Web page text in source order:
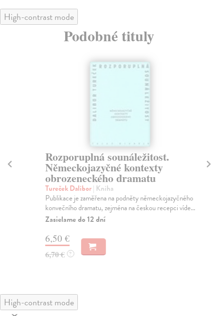
High-contrast mode
Podobné tituly
Rozporuplná sounáležitost.
Německojazyčné kontexty
obrozeneckého dramatu
Tureček Dalibor| Kniha
Publikace je zaměřena na podněty německojazyčného
konvečního dramatu, zejména na českou recepci víde...
Zasielame do 12 dní
6,50 €
6,70 € ?
High-contrast mode